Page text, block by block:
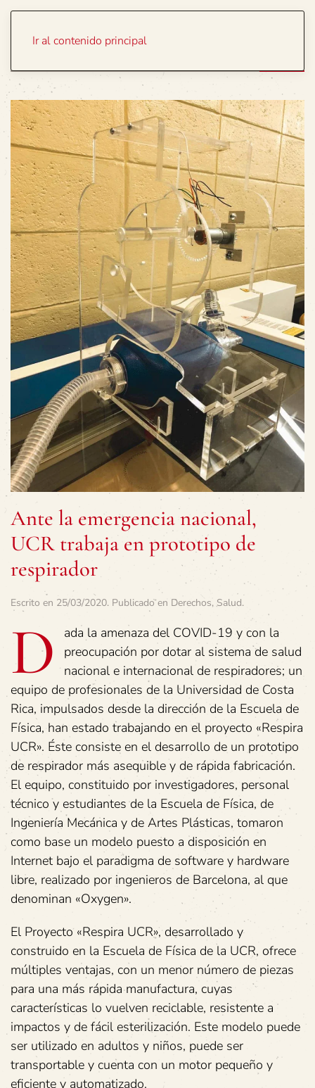
Ir al contenido principal
Ante la emergencia nacional,
UCR trabaja en prototipo de
respirador
Escrito en 25/03/2020. Publicado en Derechos, Salud.
D
ada la amenaza del COVID-19 y con la
preocupación por dotar al sistema de salud
nacional e internacional de respiradores; un
equipo de profesionales de la Universidad de Costa
Rica, impulsados desde la dirección de la Escuela de
Física, han estado trabajando en el proyecto «Respira
UCR». Éste consiste en el desarrollo de un prototipo
de respirador más asequible y de rápida fabricación.
El equipo, constituido por investigadores, personal
técnico y estudiantes de la Escuela de Física, de
Ingeniería Mecánica y de Artes Plásticas, tomaron
como base un modelo puesto a disposición en
Internet bajo el paradigma de software y hardware
libre, realizado por ingenieros de Barcelona, al que
denominan «Oxygen».
El Proyecto «Respira UCR», desarrollado y
construido en la Escuela de Física de la UCR, ofrece
múltiples ventajas, con un menor número de piezas
para una más rápida manufactura, cuyas
características lo vuelven reciclable, resistente a
impactos y de fácil esterilización. Este modelo puede
ser utilizado en adultos y niños, puede ser
transportable y cuenta con un motor pequeño y
eficiente y automatizado.